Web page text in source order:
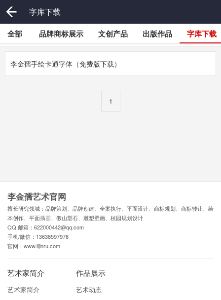
字库下载
全部 品牌商标展示 文创产品 出版作品 字库下载
李金孺手绘卡通字体（免费版下载）
1
李金孺艺术官网
擅长研究领域：品牌策划、品牌创建、全案执行、平面设计、商标规划、商标转让、绘
本创作、平面插画、假山塑石、雕塑壁画、校园规划设计
QQ 邮箱：622000442@qq.com
手机/微信：13638597978
官网：www.lijinru.com
艺术家简介
艺术家简介
作品展示
艺术动态